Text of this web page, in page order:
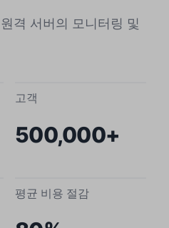
격 서버의 모니터링 및
고객
500,000+
평균 비용 절감